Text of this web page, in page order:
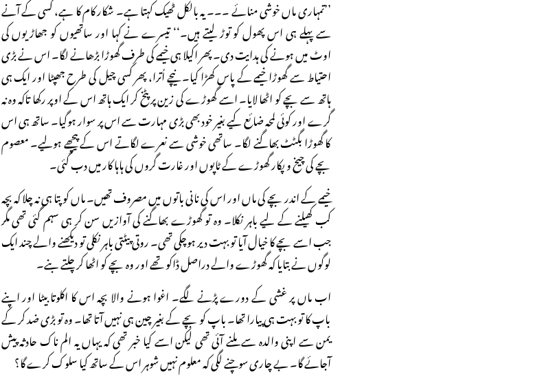
’’تمہاری ماں خوشی منائے ۔۔۔ یہ بالکل ٹھیک کہتا ہے۔ شکار کام کا ہے، کسی کے آنے
سے پہلے ہی اس پھول کو توڑ لیتے ہیں۔‘‘ تیسرے نے کہا اور ساتھیوں کو جھاڑیوں کی
اوٹ میں ہونے کی ہدایت دی۔ پھر اکیلا ہی خیمے کی طرف گھوڑا بڑھانے لگا۔ اس نے بڑی
احتیاط سے گھوڑا خیمے کے پاس کھڑا کیا۔ نیچے اُترا، پھر کسی چیل کی طرح جھپٹا اور ایک ہی
ہاتھ سے بچے کو اٹھا لایا۔ اسے گھوڑے کی زین پر پٹخ کر ایک ہاتھ اس کے اوپر رکھا تاکہ وہ نہ
گرے اور کوئی لمحہ ضائع کیے بغیر خود بھی بڑی مہارت سے اس پر سوار ہوگیا۔ ساتھ ہی اس
کا گھوڑا بگٹٹ بھاگنے لگا۔ ساتھی خوشی سے نعرے لگاتے اس کے پیچھے ہولیے۔ معصوم
بچے کی چیخ و پکار گھوڑے کے ٹاپوں اور غارت گروں کی ہاہا کار میں دب گئی۔
خیمے کے اندر بچے کی ماں اور اس کی نانی باتوں میں مصروف تھیں۔ ماں کو پتا ہی نہ چلا کہ بچہ
کب کھیلنے کے لیے باہر نکلا۔ وہ تو گھوڑے بھاگنے کی آوازیں سن کر ہی سہم گئی تھی مگر
جب اسے بچے کا خیال آیا تو بہت دیر ہوچکی تھی۔ روتی پیٹتی باہر نکلی تو دیکھنے والے چند ایک
لوگوں نے بتایا کہ گھوڑے والے دراصل ڈاکو تھے اور وہ بچے کو اٹھا کر چلتے بنے۔
اب ماں پر غشی کے دورے پڑنے لگے۔ اغوا ہونے والا بچہ اس کا اکلوتا بیٹا اور اپنے
باپ کا تو بہت ہی پیارا تھا۔ باپ کو بچے کے بغیر چین ہی نہیں آتا تھا۔ وہ تو بڑی ضد کر کے
یمن سے اپنی والدہ سے ملنے آئی تھی لیکن اسے کیا خبر تھی کہ یہاں یہ الم ناک حادثہ پیش
آجائے گا۔ بے چاری سوچنے لگی کہ معلوم نہیں شوہر اس کے ساتھ کیا سلوک کرے گا؟